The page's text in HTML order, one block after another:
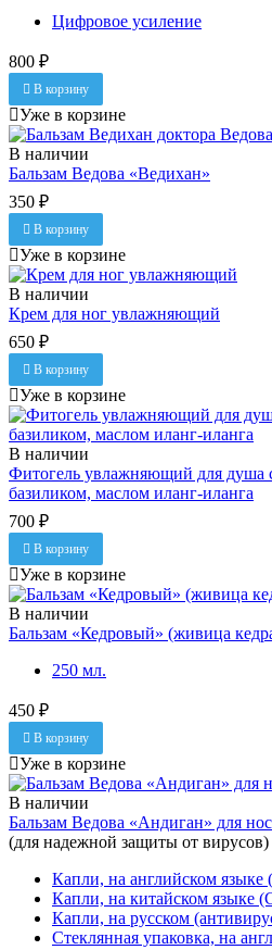
Цифровое усиление
800 ₽
В корзину
Уже в корзине
В наличии
Бальзам Ведова «Ведихан»
350 ₽
В корзину
Уже в корзине
В наличии
Крем для ног увлажняющий
650 ₽
В корзину
Уже в корзине
В наличии
Фитогель увлажняющий для душа
базиликом, маслом иланг-иланга
700 ₽
В корзину
Уже в корзине
В наличии
Бальзам «Кедровый» (живица
250 мл.
450 ₽
В корзину
Уже в корзине
В наличии
Бальзам Ведова «Андиган» для
(для надежной защиты от вирусов)
Капли, на английском языке
Капли, на китайском языке
Капли, на русском
Стеклянная упаковка, на